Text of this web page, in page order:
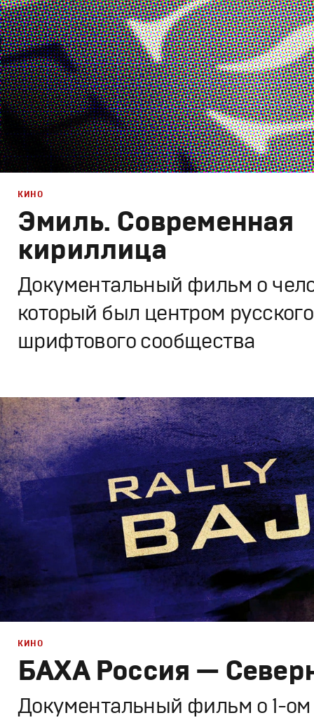
Эмиль. Современная
кириллица
Документальный фильм о
который был центром русского
шрифтового сообщества
Дизайн,Кино
Графический дизайн,Документальное
КИНО
БАХА Россия —
Документальный фильм о 1-ом
КИНО